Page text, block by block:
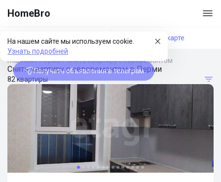
HomeBro
На нашем сайте мы используем cookie.
Узнать подробней
Получать объявления в телеграм
Фильтры На карте
Главная/Пермь/Снять квартиру с евроремонтом
Снять квартиру с евроремонтом в Перми
82 квартиры